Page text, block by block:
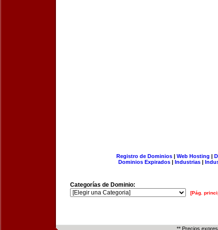
Registro de Dominios| Web Hosting |
Dominios Expirados | Industrias |
Categorías de Dominio:
[Pág.
** Precios